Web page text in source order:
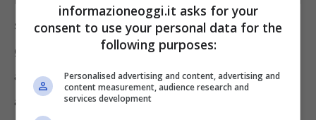
statapreavvisata agli Stati Uniti. Lo ha
garantito il
Pentagonoevidenziando come si
abbia a che fare con una ordinaria
amministrazione.
informazioneoggi.it asks for your
consent to use your personal data for the
following purposes:
Personalised advertising and content, advertising and
content measurement, audience research and
services development